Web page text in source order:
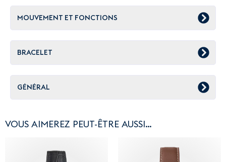
MOUVEMENT ET FONCTIONS
BRACELET
GÉNÉRAL
VOUS AIMEREZ PEUT-ÊTRE AUSSI…